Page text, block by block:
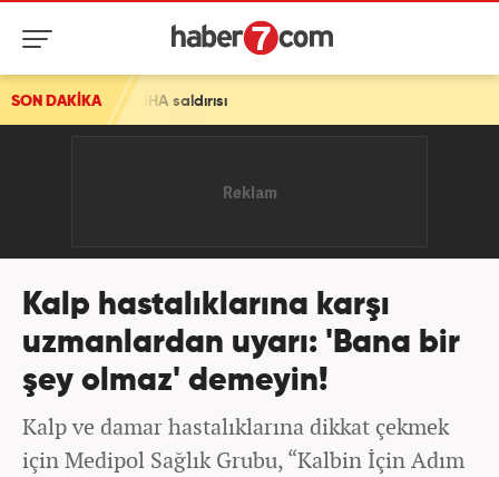
SON DAKİKA
Kalp hastalıklarına karşı
uzmanlardan uyarı: 'Bana bir
şey olmaz' demeyin!
Kalp ve damar hastalıklarına dikkat çekmek
için Medipol Sağlık Grubu, “Kalbin İçin Adım